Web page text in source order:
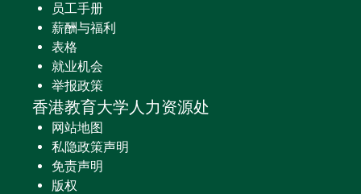
员工手册
薪酬与福利
表格
就业机会
举报政策
香港教育大学人力资源处
网站地图
私隐政策声明
免责声明
版权